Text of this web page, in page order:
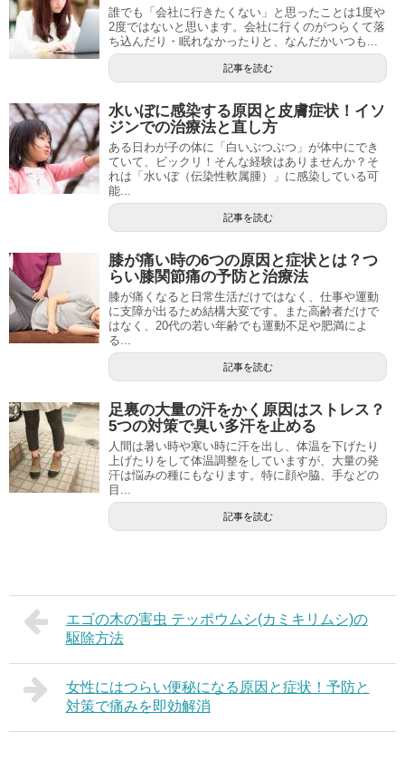
誰でも「会社に行きたくない」と思ったことは1度や
2度ではないと思います。会社に行くのがつらくて落
ち込んだり・眠れなかったりと、なんだかいつも...
記事を読む
水いぼに感染する原因と皮膚症状！イソ
ジンでの治療法と直し方
ある日わが子の体に「白いぶつぶつ」が体中にでき
ていて、ビックリ！そんな経験はありませんか？そ
れは「水いぼ（伝染性軟属腫）」に感染している可
能...
記事を読む
膝が痛い時の6つの原因と症状とは？つ
らい膝関節痛の予防と治療法
膝が痛くなると日常生活だけではなく、仕事や運動
に支障が出るため結構大変です。また高齢者だけで
はなく、20代の若い年齢でも運動不足や肥満によ
る...
記事を読む
足裏の大量の汗をかく原因はストレス？
5つの対策で臭い多汗を止める
人間は暑い時や寒い時に汗を出し、体温を下げたり
上げたりをして体温調整をしていますが、大量の発
汗は悩みの種にもなります。特に顔や脇、手などの
目...
記事を読む
エゴの木の害虫 テッポウムシ(カミキリムシ)の
駆除方法
女性にはつらい便秘になる原因と症状！予防と
対策で痛みを即効解消